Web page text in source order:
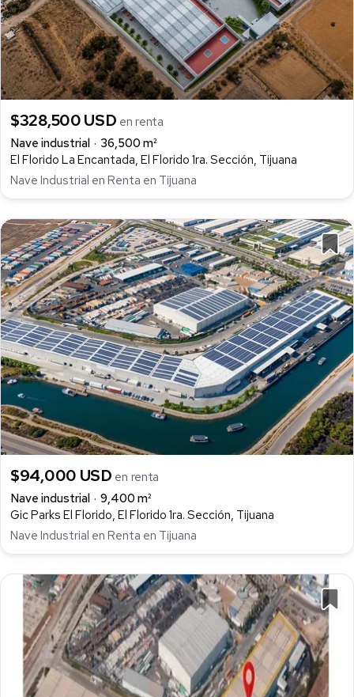
$328,500 USD en renta
Nave industrial
36,500 m²
El Florido La Encantada, El Florido 1ra. Sección, Tijuana
Nave Industrial en Renta en Tijuana
$94,000 USD en renta
Nave industrial
9,400 m²
Gic Parks El Florido, El Florido 1ra. Sección, Tijuana
Nave Industrial en Renta en Tijuana